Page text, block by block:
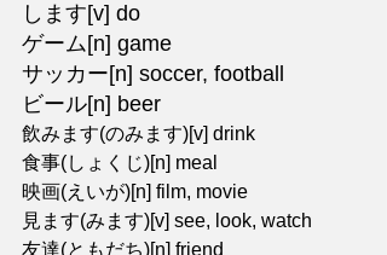
します[v] do
ゲーム[n] game
サッカー[n] soccer, football
ビール[n] beer
飲みます(のみます)[v] drink
食事(しょくじ)[n] meal
映画(えいが)[n] film, movie
見ます(みます)[v] see, look, watch
友達(ともだち)[n] friend